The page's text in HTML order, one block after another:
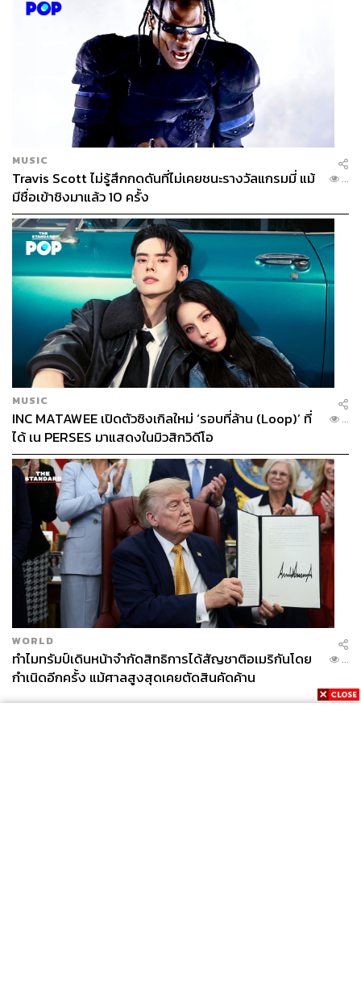
MUSIC
Travis Scott ไม่รู้สึกกดดันที่ไม่เคยชนะรางวัลแกรมมี่ แม้
มีชื่อเข้าชิงมาแล้ว 10 ครั้ง
...
MUSIC
INC MATAWEE เปิดตัวซิงเกิลใหม่ ‘รอบที่ล้าน (Loop)’ ที่
ได้ เน PERSES มาแสดงในมิวสิกวิดีโอ
...
WORLD
ทำไมทรัมป์เดินหน้าจำกัดสิทธิการได้สัญชาติอเมริกันโดย
กำเนิดอีกครั้ง แม้ศาลสูงสุดเคยตัดสินคัดค้าน
...